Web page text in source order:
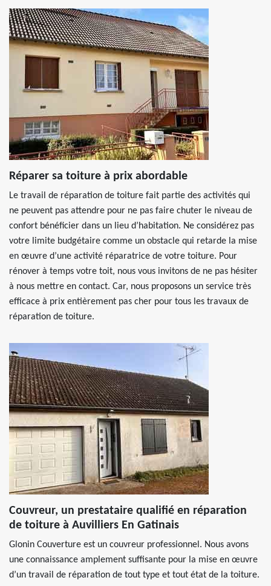
Réparer sa toiture à prix abordable
Le travail de réparation de toiture fait partie des activités qui
ne peuvent pas attendre pour ne pas faire chuter le niveau de
confort bénéficier dans un lieu d’habitation. Ne considérez pas
votre limite budgétaire comme un obstacle qui retarde la mise
en œuvre d’une activité réparatrice de votre toiture. Pour
rénover à temps votre toit, nous vous invitons de ne pas hésiter
à nous mettre en contact. Car, nous proposons un service très
efficace à prix entièrement pas cher pour tous les travaux de
réparation de toiture.
Couvreur, un prestataire qualifié en réparation
de toiture à Auvilliers En Gatinais
Glonin Couverture est un couvreur professionnel. Nous avons
une connaissance amplement suffisante pour la mise en œuvre
d’un travail de réparation de tout type et tout état de la toiture.